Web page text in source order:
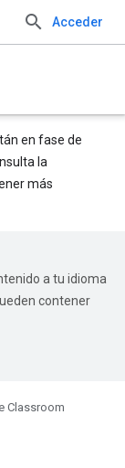
Acceder
en fase de
la
más
a tu idioma
contener
Classroom